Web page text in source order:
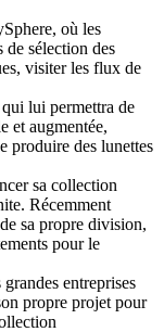
où les
de sélection des
visiter les flux de
lui permettra de
et augmentée,
produire des lunettes
sa collection
Récemment
sa propre division,
pour le
entreprises
propre projet pour